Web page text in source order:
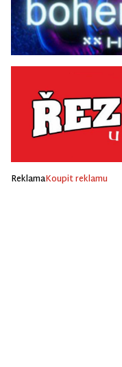
ReklamaKoupit reklamu